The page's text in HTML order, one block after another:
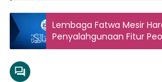
Lembaga Fatwa Mesir
Penyalahgunaan Fitur
Telegram